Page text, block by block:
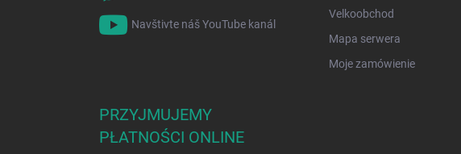
Navštivte náš YouTube kanál
Velkoobchod
Mapa serwera
Moje zamówienie
PRZYJMUJEMY
PŁATNOŚCI ONLINE